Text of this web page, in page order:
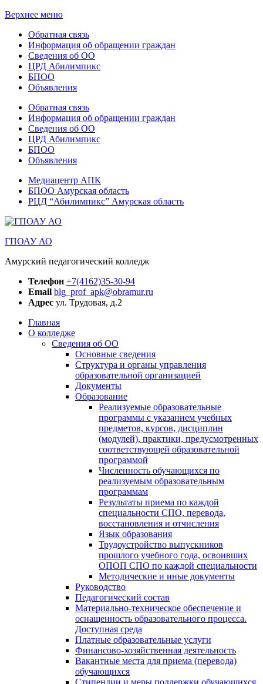
Верхнее меню
Обратная связь
Информация об обращении граждан
Сведения об ОО
ЦРД Абилимпикс
БПОО
Объявления
Обратная связь
Информация об обращении граждан
Сведения об ОО
ЦРД Абилимпикс
БПОО
Объявления
Медиацентр АПК
БПОО Амурская область
РЦД “Абилимпикс” Амурская область
ГПОАУ АО
Амурский педагогический колледж
Телефон +7(4162)35-30-94
Email blg_prof_apk@obramur.ru
Адрес ул. Трудовая, д.2
Главная
О колледже
Сведения об ОО
Основные сведения
Структура и органы управления
образовательной организацией
Документы
Образование
Реализуемые образовательные
программы с указанием учебных
предметов, курсов, дисциплин
(модулей), практики, предусмотренных
соответствующей образовательной
программой
Численность обучающихся по
реализуемым образовательным
программам
Результаты приема по каждой
специальности СПО, перевода,
восстановления и отчисления
Язык образования
Трудоустройство выпускников
прошлого учебного года, освоивших
ОПОП СПО по каждой специальности
Методические и иные документы
Руководство
Педагогический состав
Материально-техническое обеспечение и
оснащенность образовательного процесса.
Доступная среда
Платные образовательные услуги
Финансово-хозяйственная деятельность
Вакантные места для приема (перевода)
обучающихся
Стипендии и меры поддержки обучающихся